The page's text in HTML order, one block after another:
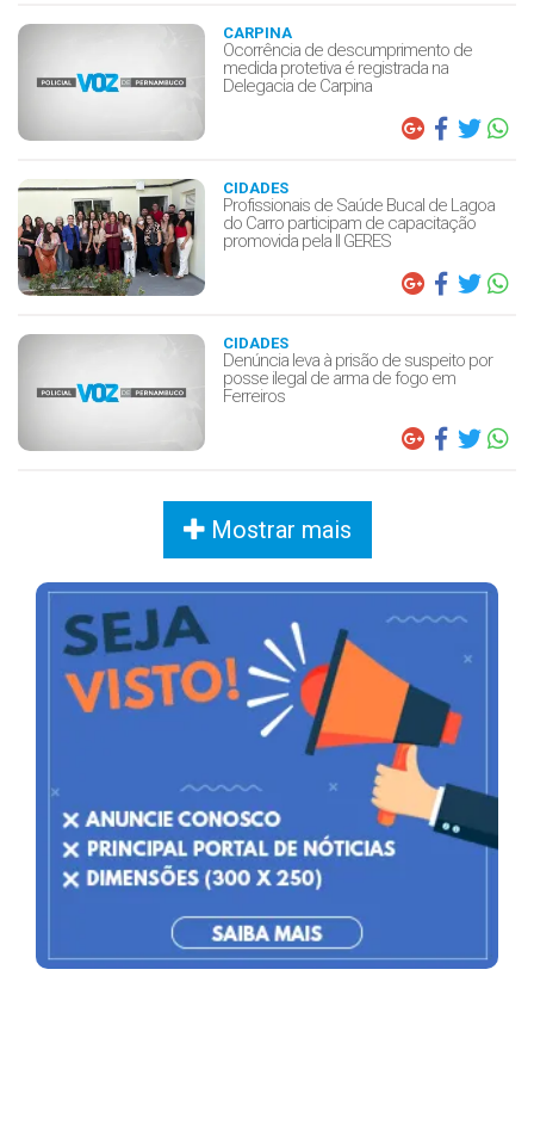
CARPINA
Ocorrência de descumprimento de
medida protetiva é registrada na
Delegacia de Carpina
CIDADES
Profissionais de Saúde Bucal de Lagoa
do Carro participam de capacitação
promovida pela II GERES
CIDADES
Denúncia leva à prisão de suspeito por
posse ilegal de arma de fogo em
Ferreiros
Mostrar mais